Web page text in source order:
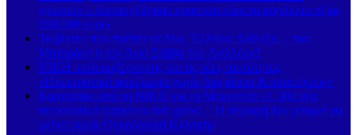
χρυσού» – Κατασχέθηκαν προστατευόμενα κοράλλια αξίας
800.000 ευρώ
Το βίντεο που πρέπει να δεις, Έλληνα: Διάλεξε… τον
Μηταράκη ή τον Άγιο Σάββα του Αχιλλέως!
ΝΙΚΗ κατά κυβέρνησης για τις νέες ταυτότητες:
«Ηλεκτρονικό φακέλωμα χωρίς διαφάνεια & απαντήσεις»
Καμπανάκι από τη ΝΙΚΗ για τη Μαγνησία: «1.300 νέα
περιστατικά καρκίνου τον χρόνο – Η περιοχή δεν μπορεί να
μείνει χωρίς Ογκολογική Κλινική»